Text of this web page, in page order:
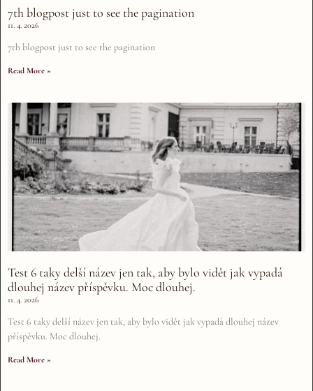
7th blogpost just to see the pagination
11. 4. 2026
7th blogpost just to see the pagination
Read More »
Test 6 taky delší název jen tak, aby bylo vidět jak vypadá
dlouhej název příspěvku. Moc dlouhej.
11. 4. 2026
Test 6 taky delší název jen tak, aby bylo vidět jak vypadá dlouhej název
příspěvku. Moc dlouhej.
Read More »